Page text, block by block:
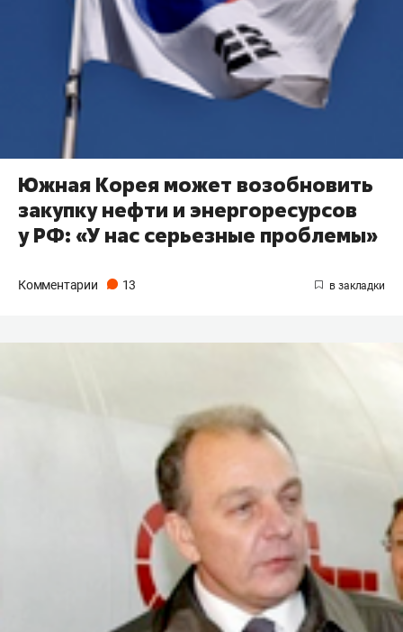
Южная Корея может возобновить
закупку нефти и энергоресурсов
у РФ: «У нас серьезные проблемы»
Комментарии 13